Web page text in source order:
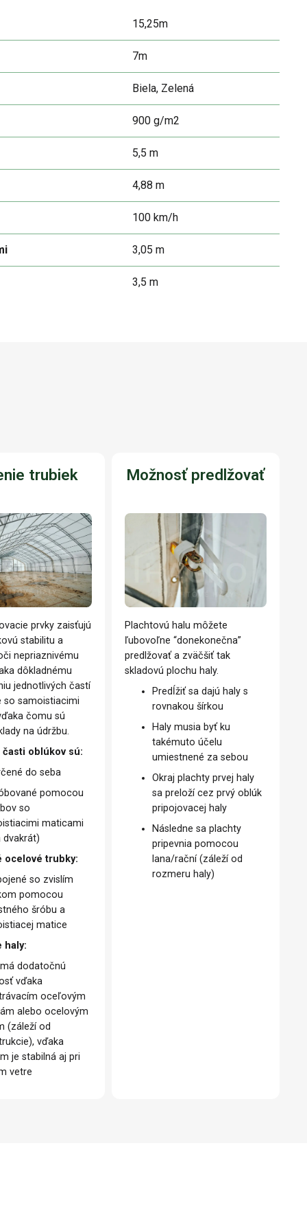
15,25m
7m
Biela, Zelená
900 g/m2
5,5 m
4,88 m
100 km/h
3,05 m
3,5 m
trubiek
prvky zaisťujú
stabilitu a
nepriaznivému
dôkladnému
jednotlivých častí
so samoistiacimi
čomu sú
na údržbu.
oblúkov sú:
do seba
pomocou
so
maticami
dvakrát)
ocelové trubky:
so zvislím
pomocou
šróbu a
matice
haly:
dodatočnú
vďaka
oceľovým
alebo ocelovým
(záleží od
vďaka
je stabilná aj pri
vetre
Možnosť predlžovať
Plachtovú halu môžete
ľubovoľne “donekonečna”
predlžovať a zväčšiť tak
skladovú plochu haly.
Predĺžiť sa dajú haly s
rovnakou šírkou
Haly musia byť ku
takémuto účelu
umiestnené za sebou
Okraj plachty prvej haly
sa preloží cez prvý oblúk
pripojovacej haly
Následne sa plachty
pripevnia pomocou
lana/rační (záleží od
rozmeru haly)